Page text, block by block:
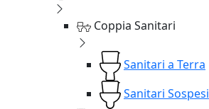
Coppia Sanitari
Sanitari a Terra
Sanitari Sospesi